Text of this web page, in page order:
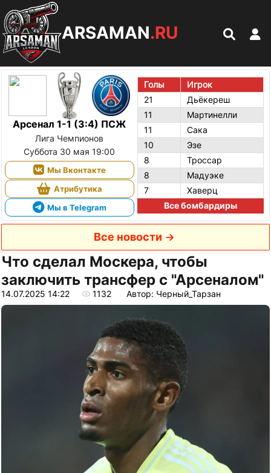
ARSAMAN.RU
Арсенал 1-1 (3:4) ПСЖ
Лига Чемпионов
Суббота 30 мая 19:00
Мы Вконтакте
Атрибутика
Мы в Telegram
Голы
Игрок
21
Дьёкереш
11
Мартинелли
11
Сака
10
Эзе
8
Троссар
8
Мадуэке
7
Хаверц
Все бомбардиры
Все новости
Что сделал Москера, чтобы
заключить трансфер с "Арсеналом"
14.07.2025 14:22 1132 Автор: Черный_Тарзан